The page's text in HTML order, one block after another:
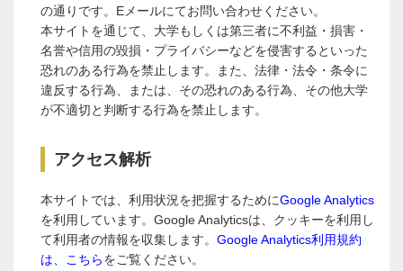
の通りです。Eメールにてお問い合わせください。
本サイトを通じて、大学もしくは第三者に不利益・損害・
名誉や信用の毀損・プライバシーなどを侵害するといった
恐れのある行為を禁止します。また、法律・法令・条令に
違反する行為、または、その恐れのある行為、その他大学
が不適切と判断する行為を禁止します。
アクセス解析
本サイトでは、利用状況を把握するためにGoogle Analytics
を利用しています。Google Analyticsは、クッキーを利用し
て利用者の情報を収集します。 Google Analytics利用規約
は、こちらをご覧ください。